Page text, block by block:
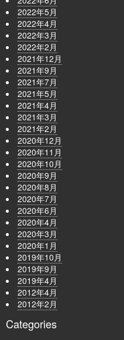
2022年5月
2022年4月
2022年3月
2022年2月
2021年12月
2021年9月
2021年7月
2021年5月
2021年4月
2021年3月
2021年2月
2020年12月
2020年11月
2020年10月
2020年9月
2020年8月
2020年7月
2020年6月
2020年4月
2020年3月
2020年1月
2019年10月
2019年9月
2019年4月
2012年4月
2012年2月
Categories